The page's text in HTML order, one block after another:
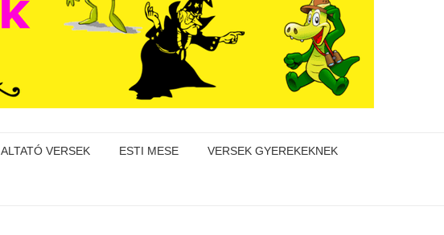
ALTATÓ VERSEK ESTI MESE VERSEK GYEREKEKNEK